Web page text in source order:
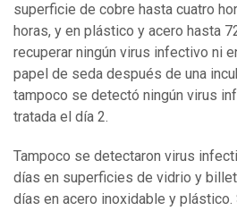
superficie de cobre hasta cuatro
horas, y en plástico y acero hasta
recuperar ningún virus infectivo ni
papel de seda después de una
tampoco se detectó ningún virus
tratada el día 2.
Tampoco se detectaron virus
días en superficies de vidrio y
días en acero inoxidable y plástico.